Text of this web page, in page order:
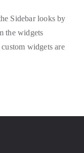
Sidebar looks by
the widgets
widgets are